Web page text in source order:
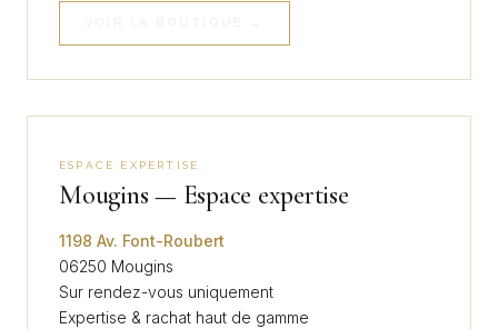
ESPACE EXPERTISE
Mougins — Espace expertise
1198 Av. Font-Roubert
06250 Mougins
Sur rendez-vous uniquement
Expertise & rachat haut de gamme